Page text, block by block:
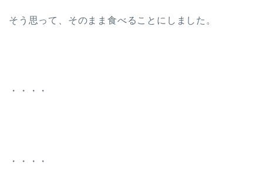
そう思って、そのまま食べることにしました。
・・・・
・・・・